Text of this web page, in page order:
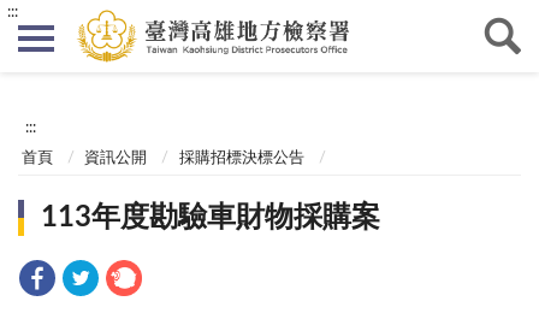
:::
:::
首頁 資訊公開 採購招標決標公告
113年度勘驗車財物採購案